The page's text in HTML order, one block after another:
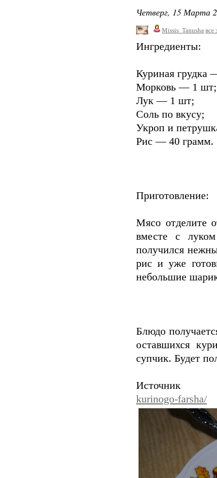
Четверг, 15 Марта
Missis_Tanusha все
Ингредиенты:
Куриная грудка
Морковь — 1 шт;
Лук — 1 шт;
Соль по вкусу;
Укроп и
Рис — 40 грамм.
Приготовление:
Мясо отделите
вместе с
получился
рис и уже
небольшие
Блюдо
оставшихся
супчик. Будет
kurinogo-farsha/